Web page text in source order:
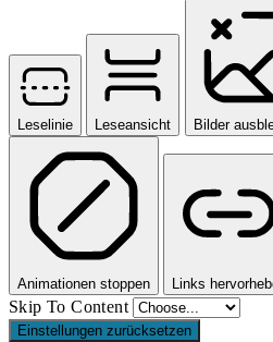
Leselinie Leseansicht Bilder
Animationen stoppen Links
Skip To Content
Einstellungen zurücksetzen